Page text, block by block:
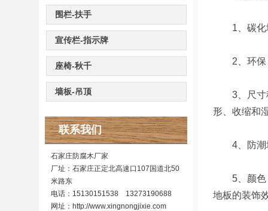
围栏-扶手
宣传栏-指示牌
座椅-秋千
墙板-吊顶
联系我们
石家庄防腐木厂家
厂址：石家庄正定北高速口107国道北50
米路东
电话：15130151538 13273190688
网址： http://www.xingnongjixie.com
1、碳化地
2、环保：
3、尺寸稳
形、收缩和
4、防潮增
5、颜色：
地板的装饰